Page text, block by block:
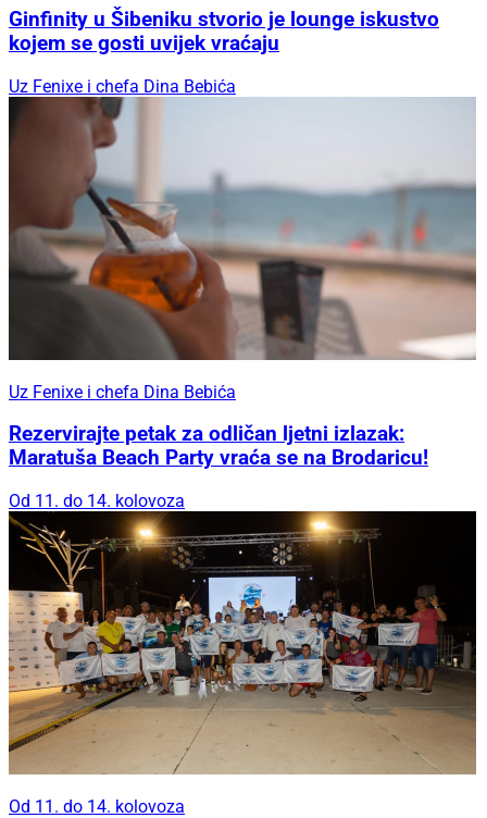
Ginfinity u Šibeniku stvorio je lounge iskustvo
kojem se gosti uvijek vraćaju
Uz Fenixe i chefa Dina Bebića
Uz Fenixe i chefa Dina Bebića
Rezervirajte petak za odličan ljetni izlazak:
Maratuša Beach Party vraća se na Brodaricu!
Od 11. do 14. kolovoza
Od 11. do 14. kolovoza